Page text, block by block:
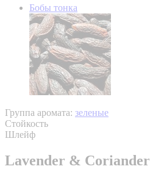
Бобы тонка
Группа аромата: зеленые
Стойкость
Шлейф
Lavender & Coriander